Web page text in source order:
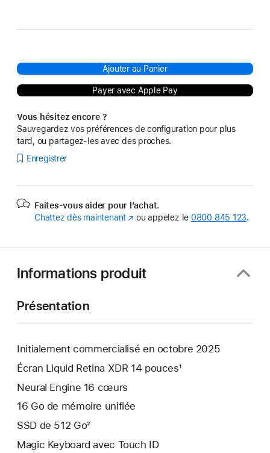
Ajouter au Panier
Payer avec Apple Pay
Vous hésitez encore ?
Sauvegardez vos préférences de configuration pour plus
tard, ou partagez-les avec des proches.
Enregistrer
Faites-vous aider pour l’achat.
Chattez dès maintenant (s’ouvre
ou appelez le 0800 845 123.
Informations produit
Présentation
Initialement commercialisé en octobre 2025
Écran Liquid Retina XDR 14 pouces¹
Neural Engine 16 cœurs
16 Go de mémoire unifiée
SSD de 512 Go²
Magic Keyboard avec Touch ID